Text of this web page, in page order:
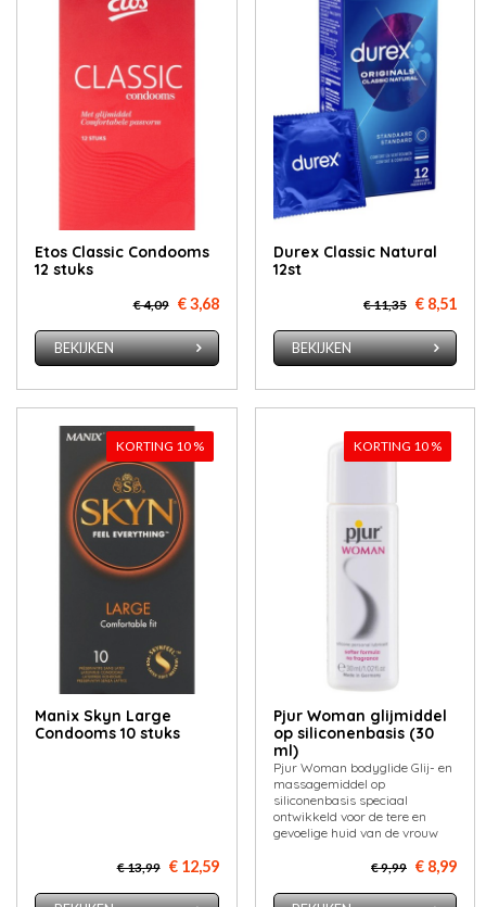
Etos Classic Condooms
12 stuks
€ 4,09 € 3,68
BEKIJKEN
Durex Classic Natural
12st
€ 11,35 € 8,51
BEKIJKEN
KORTING 10 %
Manix Skyn Large
Condooms 10 stuks
€ 13,99 € 12,59
KORTING 10 %
Pjur Woman glijmiddel
op siliconenbasis (30
ml)
Pjur Woman bodyglide Glij- en
massagemiddel op
siliconenbasis speciaal
ontwikkeld voor de tere en
gevoelige huid van de vrouw
€ 9,99 € 8,99